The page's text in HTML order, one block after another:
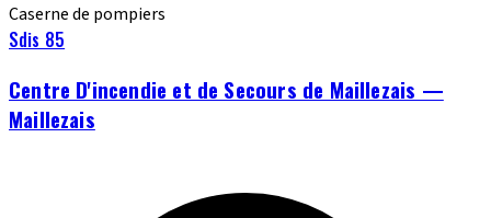
Caserne de pompiers
Sdis 85
Centre D'incendie et de Secours de Maillezais —
Maillezais